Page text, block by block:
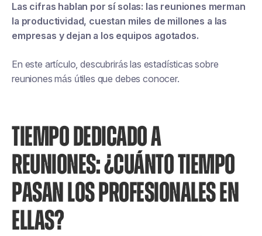
Las cifras hablan por sí solas: las reuniones merman
la productividad, cuestan miles de millones a las
empresas y dejan a los equipos agotados.
En este artículo, descubrirás las estadísticas sobre
reuniones más útiles que debes conocer.
TIEMPO DEDICADO A
REUNIONES: ¿CUÁNTO TIEMPO
PASAN LOS PROFESIONALES EN
ELLAS?